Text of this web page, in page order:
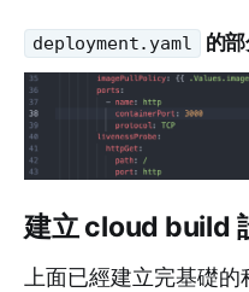
deployment.yaml 的
建立 cloud build
上面已經建立完基礎